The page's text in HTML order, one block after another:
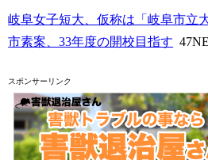
岐阜女子短大、仮称は「岐阜市立
市素案、33年度の開校目指す
スポンサーリンク